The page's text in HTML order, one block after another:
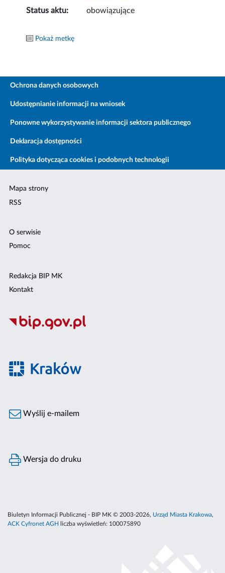
Status aktu: obowiązujące
Pokaż metkę
Ochrona danych osobowych
Udostępnianie informacji na wniosek
Ponowne wykorzystywanie informacji sektora publicznego
Deklaracja dostępności
Polityka dotycząca cookies i podobnych technologii
Mapa strony
RSS
O serwisie
Pomoc
Redakcja BIP MK
Kontakt
Wyślij e-mailem
Wersja do druku
Biuletyn Informacji Publicznej - BIP MK © 2003-2026, Urząd Miasta Krakowa,
ACK Cyfronet AGH
liczba wyświetleń: 100075890